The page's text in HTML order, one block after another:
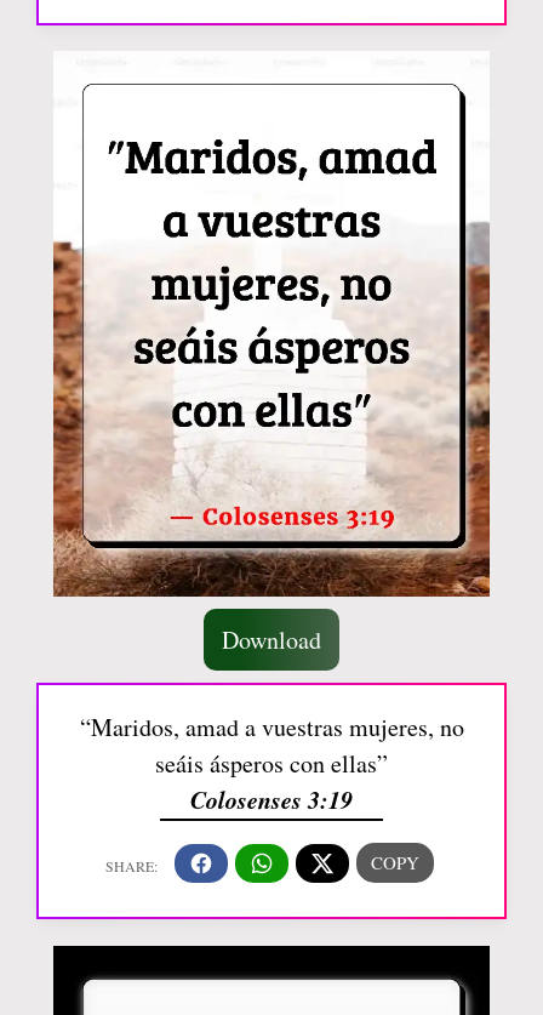
Download
“Maridos, amad a vuestras mujeres, no
seáis ásperos con ellas”
Colosenses 3:19